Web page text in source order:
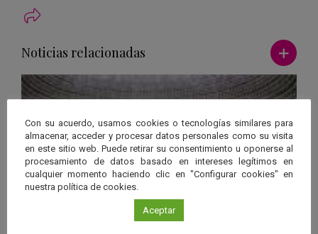
Noticias relacionadas Ver más
Con su acuerdo, usamos cookies o tecnologías similares para
almacenar, acceder y procesar datos personales como su visita
en este sitio web. Puede retirar su consentimiento u oponerse al
procesamiento de datos basado en intereses legítimos en
cualquier momento haciendo clic en "Configurar cookies" en
nuestra política de cookies.
Aceptar